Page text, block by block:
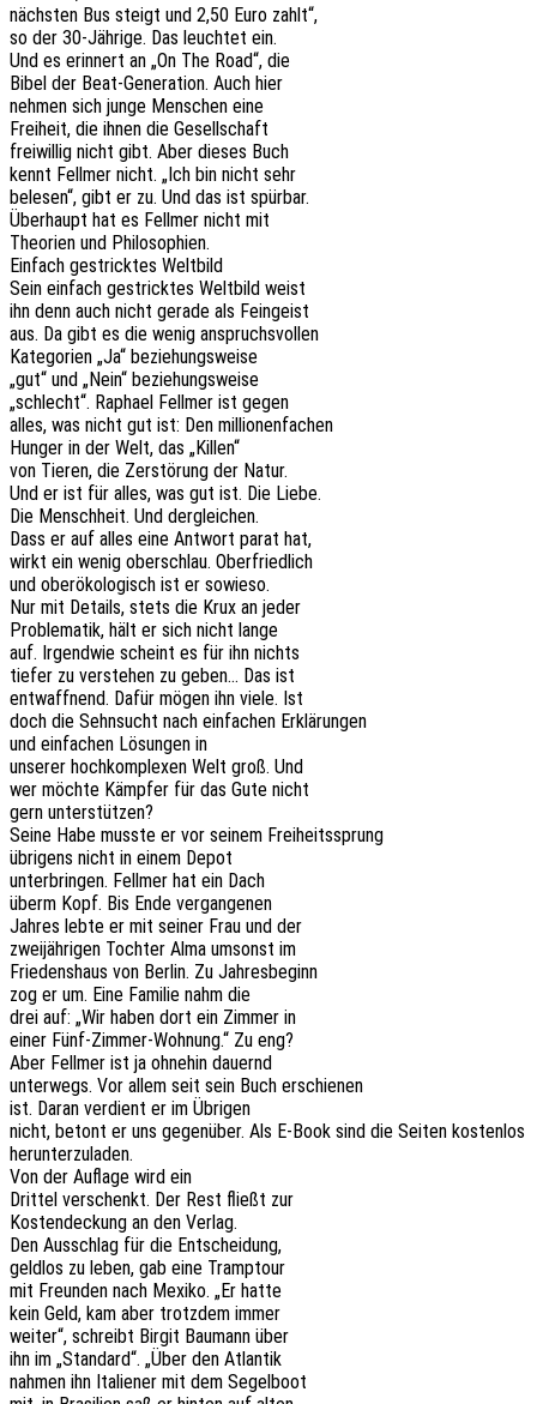
nächs­ten Bus steigt und 2,50 Euro zahlt“,
so der 30-Jähri­ge. Das leuch­tet ein.
Und es erin­nert an „On The Road“, die
Bibel der Beat-Gene­ra­ti­on. Auch hier
nehmen sich junge Menschen eine
Frei­heit, die ihnen die Gesellschaft
frei­wil­lig nicht gibt. Aber dieses Buch
kennt Fell­mer nicht. „Ich bin nicht sehr
bele­sen“, gibt er zu. Und das ist spürbar.
Über­haupt hat es Fell­mer nicht mit
Theo­rien und Philosophien.
Einfach gestrick­tes Weltbild
Sein einfach gestrick­tes Welt­bild weist
ihn denn auch nicht gerade als Feingeist
aus. Da gibt es die wenig anspruchsvollen
Kate­go­rien „Ja“ beziehungsweise
„gut“ und „Nein“ beziehungsweise
„schlecht“. Rapha­el Fell­mer ist gegen
alles, was nicht gut ist: Den millionenfachen
Hunger in der Welt, das „Killen“
von Tieren, die Zerstö­rung der Natur.
Und er ist für alles, was gut ist. Die Liebe.
Die Mensch­heit. Und dergleichen.
Dass er auf alles eine Antwort parat hat,
wirkt ein wenig ober­schlau. Oberfriedlich
und ober­öko­lo­gisch ist er sowieso.
Nur mit Details, stets die Krux an jeder
Proble­ma­tik, hält er sich nicht lange
auf. Irgend­wie scheint es für ihn nichts
tiefer zu verste­hen zu geben… Das ist
entwaff­nend. Dafür mögen ihn viele. Ist
doch die Sehn­sucht nach einfa­chen Erklärungen
und einfa­chen Lösun­gen in
unse­rer hoch­kom­ple­xen Welt groß. Und
wer möchte Kämp­fer für das Gute nicht
gern unterstützen?
Seine Habe musste er vor seinem Freiheitssprung
übri­gens nicht in einem Depot
unter­brin­gen. Fell­mer hat ein Dach
überm Kopf. Bis Ende vergangenen
Jahres lebte er mit seiner Frau und der
zwei­jäh­ri­gen Toch­ter Alma umsonst im
Frie­dens­haus von Berlin. Zu Jahresbeginn
zog er um. Eine Fami­lie nahm die
drei auf: „Wir haben dort ein Zimmer in
einer Fünf-Zimmer-Wohnung.“ Zu eng?
Aber Fell­mer ist ja ohne­hin dauernd
unter­wegs. Vor allem seit sein Buch erschienen
ist. Daran verdient er im Übrigen
nicht, betont er uns gegen­über. Als E‑Book sind die Seiten kosten­los
herunterzuladen.
Von der Aufla­ge wird ein
Drit­tel verschenkt. Der Rest fließt zur
Kosten­de­ckung an den Verlag.
Den Ausschlag für die Entscheidung,
geld­los zu leben, gab eine Tramptour
mit Freun­den nach Mexiko. „Er hatte
kein Geld, kam aber trotz­dem immer
weiter“, schreibt Birgit Baumann über
ihn im „Stan­dard“. „Über den Atlantik
nahmen ihn Italie­ner mit dem Segelboot